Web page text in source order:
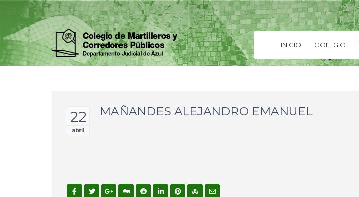
INICIO COLEGIO
22
abril
MAÑANDES ALEJANDRO EMANUEL